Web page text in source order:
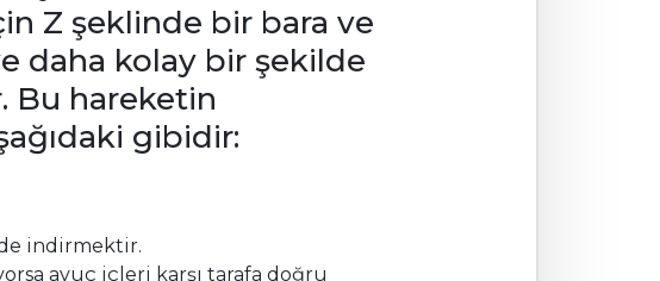
Z şeklinde bir bara ve
daha kolay bir şekilde
Bu hareketin
gibidir:
indirmektir.
avuç içleri karşı tarafa doğru